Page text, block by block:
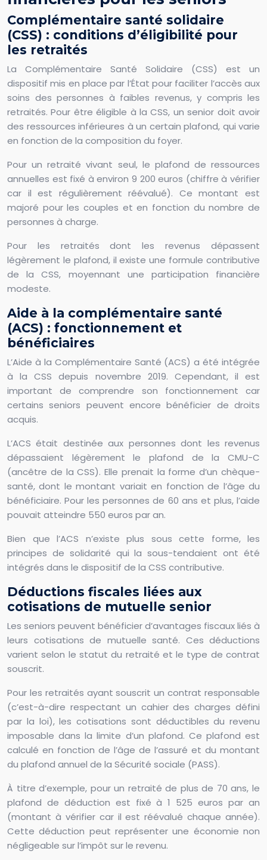
Complémentaire santé solidaire
(CSS) : conditions d’éligibilité pour
les retraités
La Complémentaire Santé Solidaire (CSS) est un
dispositif mis en place par l’État pour faciliter l’accès aux
soins des personnes à faibles revenus, y compris les
retraités. Pour être éligible à la CSS, un senior doit avoir
des ressources inférieures à un certain plafond, qui varie
en fonction de la composition du foyer.
Pour un retraité vivant seul, le plafond de ressources
annuelles est fixé à environ 9 200 euros (chiffre à vérifier
car il est régulièrement réévalué). Ce montant est
majoré pour les couples et en fonction du nombre de
personnes à charge.
Pour les retraités dont les revenus dépassent
légèrement le plafond, il existe une formule contributive
de la CSS, moyennant une participation financière
modeste.
Aide à la complémentaire santé
(ACS) : fonctionnement et
bénéficiaires
L’Aide à la Complémentaire Santé (ACS) a été intégrée
à la CSS depuis novembre 2019. Cependant, il est
important de comprendre son fonctionnement car
certains seniors peuvent encore bénéficier de droits
acquis.
L’ACS était destinée aux personnes dont les revenus
dépassaient légèrement le plafond de la CMU-C
(ancêtre de la CSS). Elle prenait la forme d’un chèque-
santé, dont le montant variait en fonction de l’âge du
bénéficiaire. Pour les personnes de 60 ans et plus, l’aide
pouvait atteindre 550 euros par an.
Bien que l’ACS n’existe plus sous cette forme, les
principes de solidarité qui la sous-tendaient ont été
intégrés dans le dispositif de la CSS contributive.
Déductions fiscales liées aux
cotisations de mutuelle senior
Les seniors peuvent bénéficier d’avantages fiscaux liés à
leurs cotisations de mutuelle santé. Ces déductions
varient selon le statut du retraité et le type de contrat
souscrit.
Pour les retraités ayant souscrit un contrat responsable
(c’est-à-dire respectant un cahier des charges défini
par la loi), les cotisations sont déductibles du revenu
imposable dans la limite d’un plafond. Ce plafond est
calculé en fonction de l’âge de l’assuré et du montant
du plafond annuel de la Sécurité sociale (PASS).
À titre d’exemple, pour un retraité de plus de 70 ans, le
plafond de déduction est fixé à 1 525 euros par an
(montant à vérifier car il est réévalué chaque année).
Cette déduction peut représenter une économie non
négligeable sur l’impôt sur le revenu.